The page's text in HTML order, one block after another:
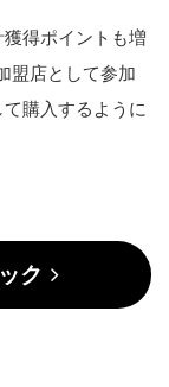
得ポイントも増
盟店として参加
購入するように
ク